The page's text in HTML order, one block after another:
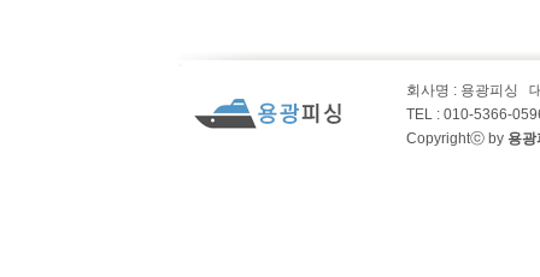
회사명 : 용광피싱
TEL : 010-5366-
Copyrightⓒ by 용광